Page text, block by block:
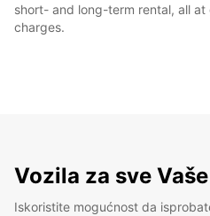
short- and long-term rental, all
charges.
Vozila za sve
Iskoristite mogućnost da